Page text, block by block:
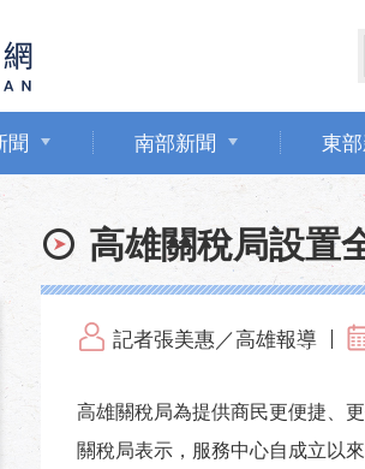
聞 南部新聞 東
高雄關稅局設置
記者張美惠／高雄報導
高雄關稅局為提供商民更便捷、
關稅局表示，服務中心自成立以